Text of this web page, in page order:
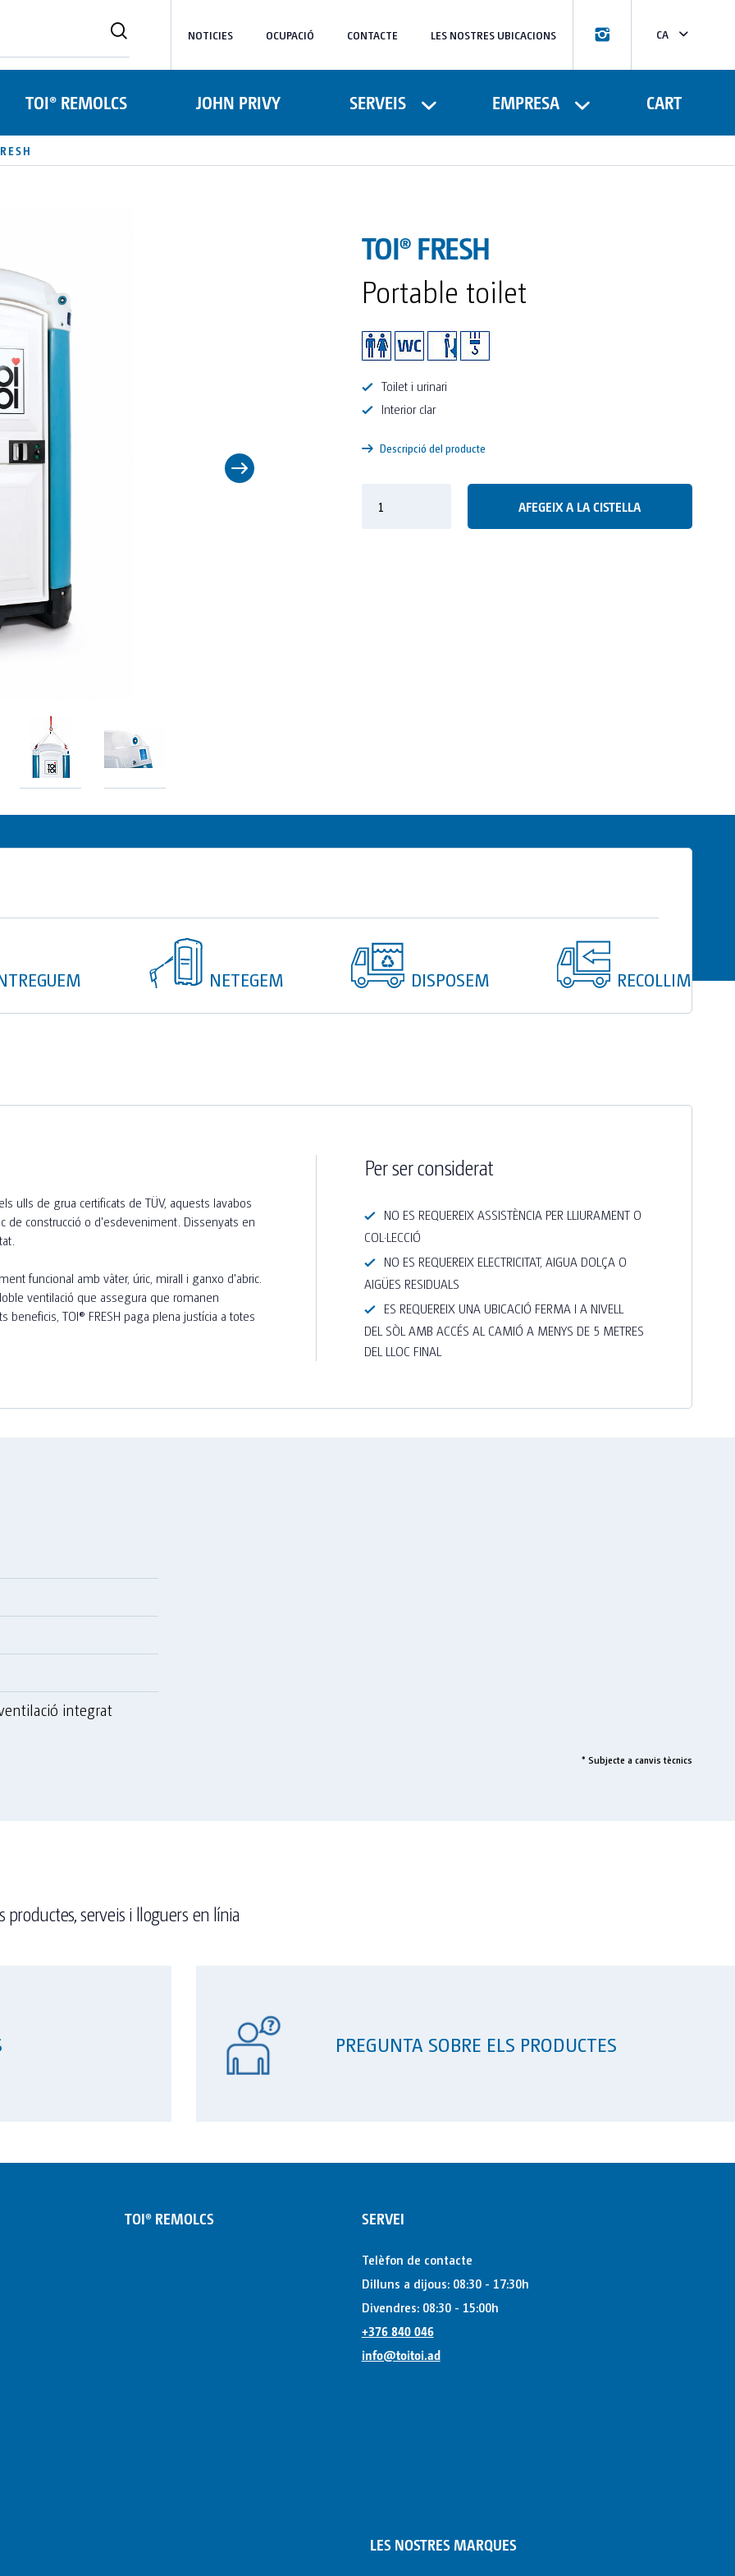
NOTICIES OCUPACIÓ CONTACTE LES NOSTRES UBICACIONS
CA
FR
TOI® REMOLCS JOHN PRIVY SERVEIS EMPRESA CART
TOI® FRESH
Portable toilet
Toilet i urinari
Interior clar
Descripció del producte
AFEGEIX A LA CISTELLA
NETEGEM DISPOSEM RECOLLIM
ulls de grua certificats de TÜV, aquests lavabos
de construcció o d'esdeveniment. Dissenyats en
funcional amb vàter, úric, mirall i ganxo d'abric.
ventilació que assegura que romanen
TOI® FRESH paga plena justícia a totes
Per ser considerat
NO ES REQUEREIX ASSISTÈNCIA PER LLIURAMENT O
COL·LECCIÓ
NO ES REQUEREIX ELECTRICITAT, AIGUA DOLÇA O
AIGÜES RESIDUALS
ES REQUEREIX UNA UBICACIÓ FERMA I A NIVELL
DEL SÒL AMB ACCÉS AL CAMIÓ A MENYS DE 5 METRES
DEL LLOC FINAL
integrat
* Subjecte a canvis tècnics
productes, serveis i lloguers en línia
PREGUNTA SOBRE ELS PRODUCTES
TOI® REMOLCS SERVEI
Telèfon de contacte
Dilluns a dijous: 08:30 - 17:30h
Divendres: 08:30 - 15:00h
+376 840 046
info@toitoi.ad
LES NOSTRES MARQUES